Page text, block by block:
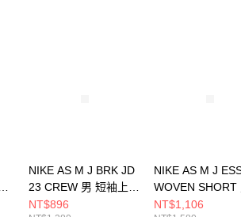
付」時，將依據個別帳號之用戶狀況，依本公司即
NIKE AS M J BRK JD
23 CREW 男 短袖上衣
HQ8945238
NT$896
NIKE AS M J
WOVEN SHORT
褲 HF9336257
NT$1,106